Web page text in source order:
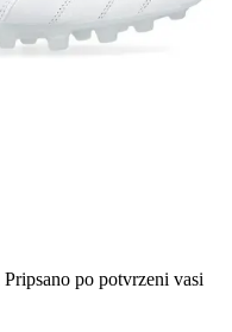
Pripsano po potvrzeni vasi